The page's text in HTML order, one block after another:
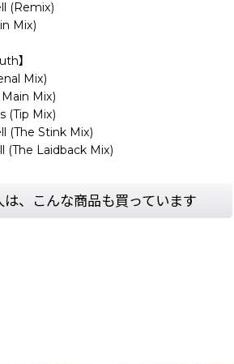
(Remix)
Mix)
】
Mix)
Mix)
(Tip Mix)
(The Stink Mix)
(The Laidback Mix)
は、こんな商品も買っています